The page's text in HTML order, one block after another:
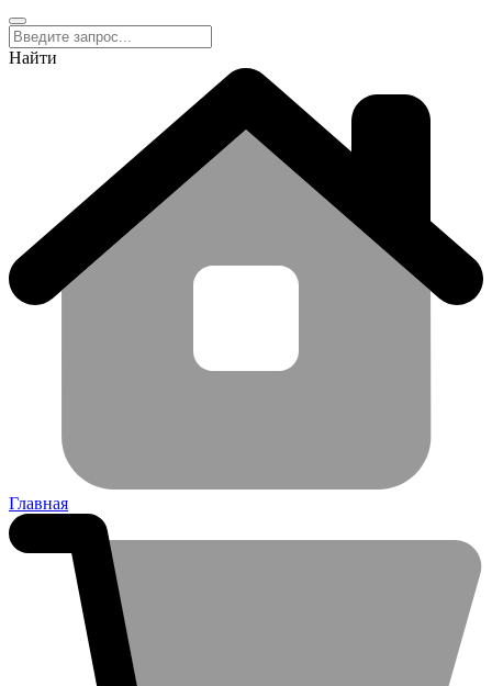
Найти
Главная